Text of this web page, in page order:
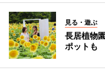
見る・遊ぶ
長居植物
ポットも